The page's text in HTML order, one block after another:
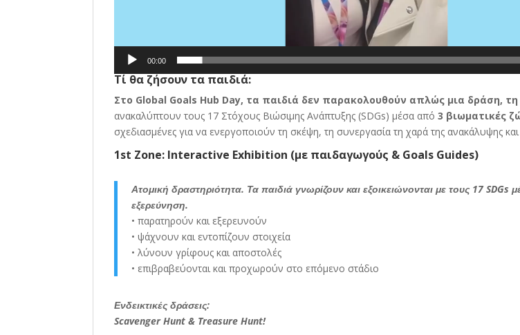
00:00
Τί θα ζήσουν τα παιδιά:
Στο Global Goals Hub Day, τα παιδιά δεν παρακολουθούν απλώς μια δράση, τη
ανακαλύπτουν τους 17 Στόχους Βιώσιμης Ανάπτυξης (SDGs) μέσα από3 βιωματικές
σχεδιασμένες για να ενεργοποιούν τη σκέψη, τη συνεργασία τη χαρά της ανακάλυψης
1st Zone: Interactive Exhibition (με παιδαγωγούς & Goals Guides)
Ατομική δραστηριότητα. Τα παιδιά γνωρίζουν και εξοικειώνονται με τους 17 SDGs
εξερεύνηση.
• παρατηρούν και εξερευνούν
• ψάχνουν και εντοπίζουν στοιχεία
• λύνουν γρίφους και αποστολές
• επιβραβεύονται και προχωρούν στο επόμενο στάδιο
Ενδεικτικές δράσεις:
Scavenger Hunt & Treasure Hunt!